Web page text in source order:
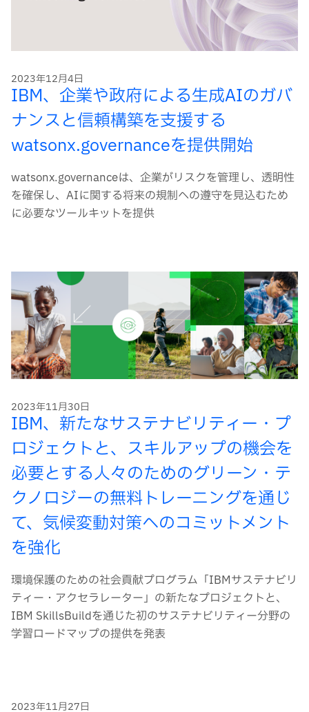
2023年12月4日
IBM、企業や政府による生成AIのガバ
ナンスと信頼構築を支援する
watsonx.governanceを提供開始
watsonx.governanceは、企業がリスクを管理し、透明性
を確保し、AIに関する将来の規制への遵守を見込むため
に必要なツールキットを提供
2023年11月30日
IBM、新たなサステナビリティー・プ
ロジェクトと、スキルアップの機会を
必要とする人々のためのグリーン・テ
クノロジーの無料トレーニングを通じ
て、気候変動対策へのコミットメント
を強化
環境保護のための社会貢献プログラム「IBMサステナビリ
ティー・アクセラレーター」の新たなプロジェクトと、
IBM SkillsBuildを通じた初のサステナビリティー分野の
学習ロードマップの提供を発表
2023年11月27日